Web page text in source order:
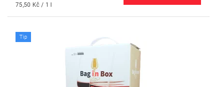
75,50 Kč / 1 l
Tip